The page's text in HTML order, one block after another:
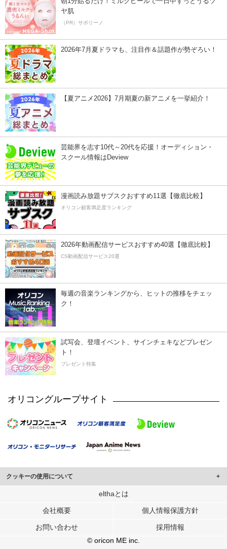
ヤ肌
（PR）サボリーノ
2026年7月夏ドラマも、注目作＆話題作が勢ぞろい！
【夏アニメ2026】7月期夏の新アニメを一挙紹介！
芸能界を志す10代～20代を応援！オーディション・
スクール情報はDeview
漫画読み放題サブスクおすすめ11選【徹底比較】
オリコン顧客満足度ランキング
2026年動画配信サービスおすすめ40選【徹底比較】
CS動画配信サービス20選
毎週の音楽ランキングから、ヒットの推移をチェッ
ク！
試写会、登壇イベント、サインチェキなどプレゼン
ト！
プレゼント特集
オリコングループサイト
クッキーの使用について
このサイトでは Cookie を使用して、ユーザーに合わせたコンテンツや広告の
行っています。
メディアや広告配信、データ解析の各パートナーに提供しています。
各パートナーは、この情報とユーザーが各パートナーに提供した他の情報や、
ユーザーが各パートナーのサービスを使用したときに収集した他の情報を組み
elthaとは
会社概要 個人情報保護方針
お問い合わせ
採用情報
© oricon ME inc.